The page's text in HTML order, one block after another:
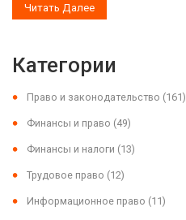
Читать Далее
Категории
Право и законодательство (161)
Финансы и право (49)
Финансы и налоги (13)
Трудовое право (12)
Информационное право (11)